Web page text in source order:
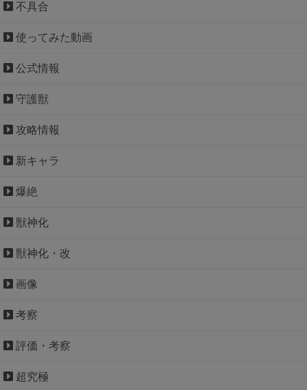
不具合
使ってみた動画
公式情報
守護獣
攻略情報
新キャラ
爆絶
獣神化
獣神化・改
画像
考察
評価・考察
超究極